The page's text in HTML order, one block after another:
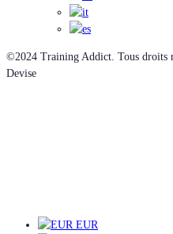
©2024 Training Addict. Tous droits
Devise
EUR